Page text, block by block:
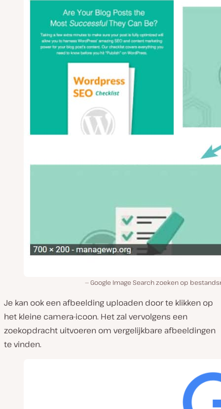
Google Image Search zoeken op
Je kan ook een afbeelding uploaden door te klikken op
het kleine camera-icoon. Het zal vervolgens een
zoekopdracht uitvoeren om vergelijkbare afbeeldingen
te vinden.